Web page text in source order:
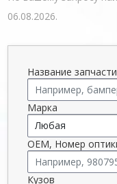
06.08.2026.
Название запчасти
Марка
OEM, Номер
Кузов